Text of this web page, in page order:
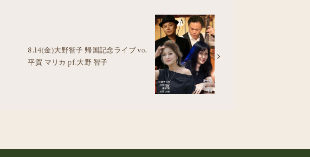
8.14(金)大野智子 帰国記念ライブ vo.
平賀 マリカ pf.大野 智子